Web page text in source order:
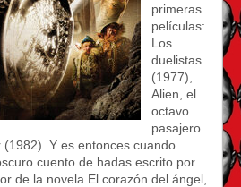
primeras
películas:
Los
duelistas
(1977),
Alien, el
octavo
pasajero
Y es entonces cuando
cuento de hadas escrito por
de la novela El corazón del ángel,